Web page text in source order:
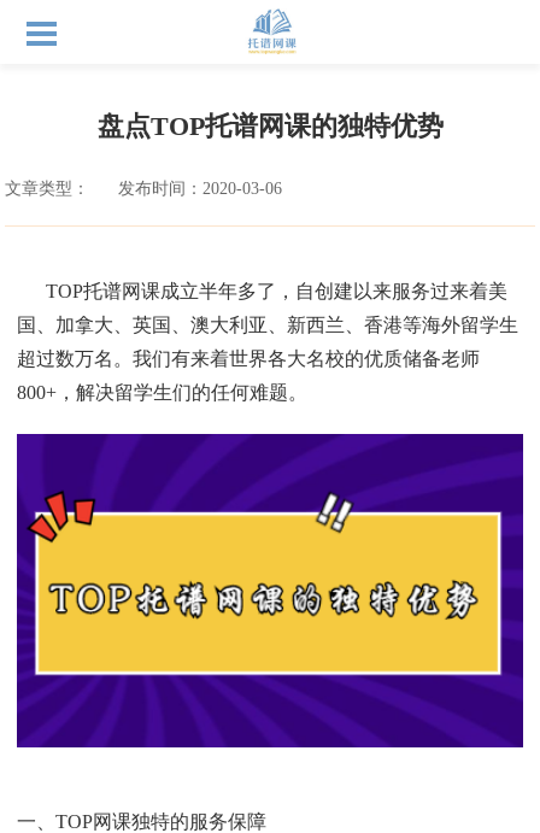
盘点TOP托谱网课的独特优势
文章类型： 发布时间：2020-03-06
TOP托谱网课成立半年多了，自创建以来服务过来着美
国、加拿大、英国、澳大利亚、新西兰、香港等海外留学生
超过数万名。我们有来着世界各大名校的优质储备老师
800+，解决留学生们的任何难题。
一、TOP网课独特的服务保障